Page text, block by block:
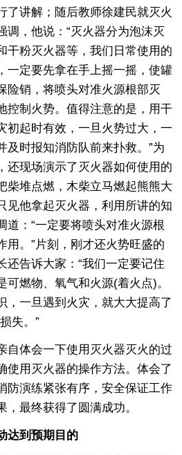
了讲解；随后教师徐建民就灭火
调，他说：“灭火器分为泡沫灭
干粉灭火器等，我们日常使用的
一定要先拿在手上摇一摇，使罐
险销，将喷头对准火源根部灭
控制火势。值得注意的是，用干
初起时有效，一旦火势过大，一
及时报知消防队前来扑救。”为
还现场演示了灭火器如何使用的
柴堆点燃，木柴立马燃起熊熊大
见他拿起灭火器，利用所讲的知
道：“一定要将喷头对准火源根
用。”片刻，刚才还火势旺盛的
还告诉大家：“我们一定要记住
燃物、氧气和火源(着火点)。
，一旦遇到火灾，就大大提高了
失。”
体会一下使用灭火器灭火的过
使用灭火器的操作方法。体会了
防演练紧张有序，安全保证工作
最终获得了圆满成功。
到预期目的